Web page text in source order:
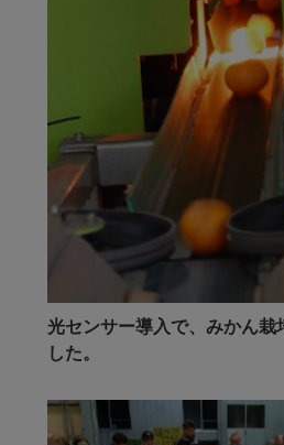
光センサー導入で、みかん栽
した。